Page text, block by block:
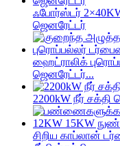
ஃபோர்ஸ்டர்
ஜெனரேட்டர்
ஹைட்ராலிக்
ஜெனரேட்டர்...
2200kW நீர்
சிறிய காப்லான்